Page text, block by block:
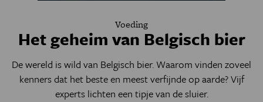
Voeding
Het geheim van Belgisch bier
De wereld is wild van Belgisch bier. Waarom vinden zoveel
kenners dat het beste en meest verfijnde op aarde? Vijf
experts lichten een tipje van de sluier.